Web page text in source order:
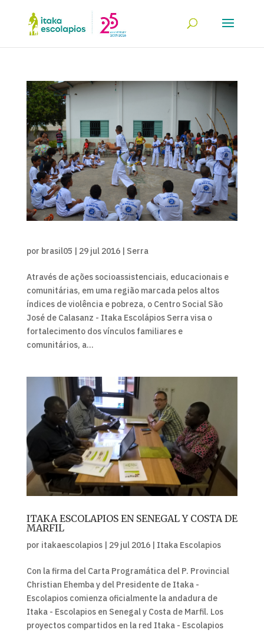
por brasil05 29 jul 2016| Serra
Através de ações socioassistenciais, educacionais e
comunitárias, em uma região marcada pelos altos
índices de violência e pobreza, o Centro Social São
José de Calasanz - Itaka Escolápios Serra visa o
fortalecimento dos vínculos familiares e
comunitários, a...
ITAKA ESCOLAPIOS EN SENEGAL Y COSTA DE
MARFIL
por itakaescolapios| 29 jul 2016| Itaka Escolapios
Con la firma del Carta Programática del P. Provincial
Christian Ehemba y del Presidente de Itaka -
Escolapios comienza oficialmente la andadura de
Itaka - Escolapios en Senegal y Costa de Marfil. Los
proyectos compartidos en la red Itaka - Escolapios